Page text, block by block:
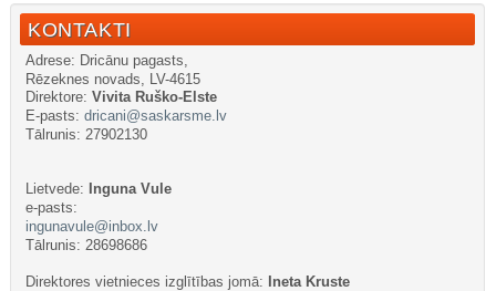
KONTAKTI
Adrese: Dricānu pagasts,
Rēzeknes novads, LV-4615
Direktore: Vivita Ruško-Elste
E-pasts: dricani@saskarsme.lv
Tālrunis: 27902130
Lietvede:
Inguna Vule
e-pasts:
ingunavule@inbox.lv
Tālrunis: 28698686
Direktores vietnieces izglītības jomā:
Ineta Kruste